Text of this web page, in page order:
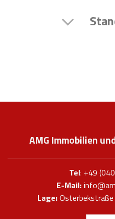
AMG Immobilien
Tel: +49
E-Mail:
Lage: